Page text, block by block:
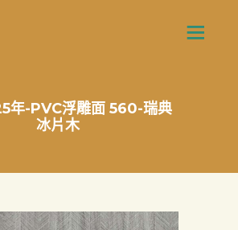
年-PVC浮雕面 560-瑞典
冰片木